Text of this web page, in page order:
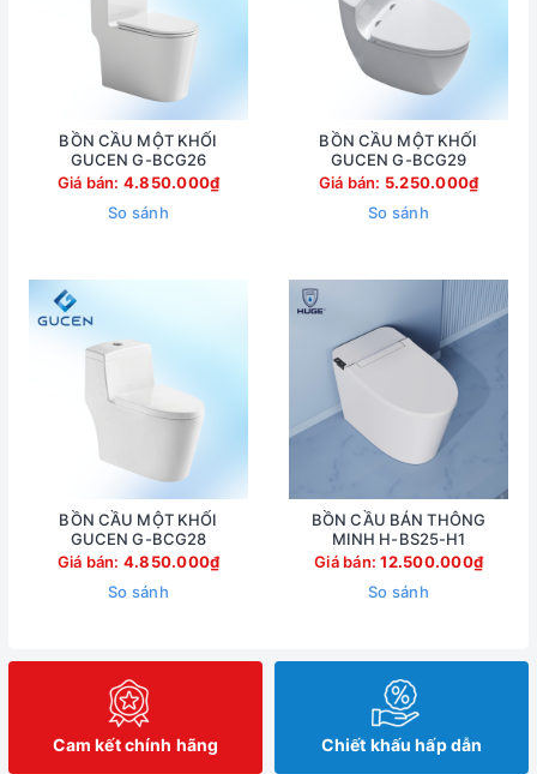
BỒN CẦU MỘT KHỐI
GUCEN G-BCG26
Giá bán: 4.850.000₫
So sánh
BỒN CẦU MỘT KHỐI
GUCEN G-BCG29
Giá bán: 5.250.000₫
So sánh
BỒN CẦU MỘT KHỐI
GUCEN G-BCG28
Giá bán: 4.850.000₫
So sánh
BỒN CẦU BÁN THÔNG
MINH H-BS25-H1
Giá bán:12.500.000₫
So sánh
Cam kết chính hãng Chiết khấu hấp dẫn